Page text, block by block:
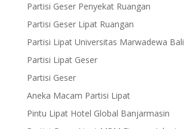
Partisi Geser Penyekat Ruangan
Partisi Geser Lipat Ruangan
Partisi Lipat Universitas Marwadewa Bali
Partisi Lipat Geser
Partisi Geser
Aneka Macam Partisi Lipat
Pintu Lipat Hotel Global Banjarmasin